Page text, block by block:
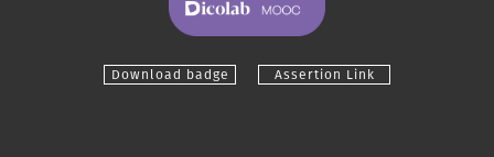
Download badge Assertion Link